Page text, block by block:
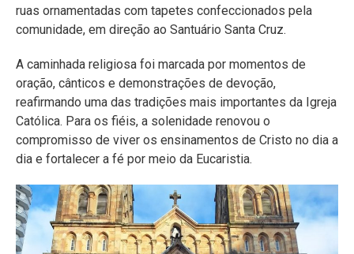
ruas ornamentadas com tapetes confeccionados pela
comunidade, em direção ao Santuário Santa Cruz.
A caminhada religiosa foi marcada por momentos de
oração, cânticos e demonstrações de devoção,
reafirmando uma das tradições mais importantes da Igreja
Católica. Para os fiéis, a solenidade renovou o
compromisso de viver os ensinamentos de Cristo no dia a
dia e fortalecer a fé por meio da Eucaristia.